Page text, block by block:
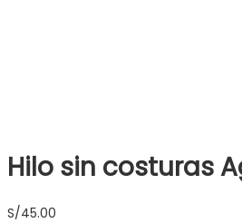
Hilo sin costuras
S/45.00